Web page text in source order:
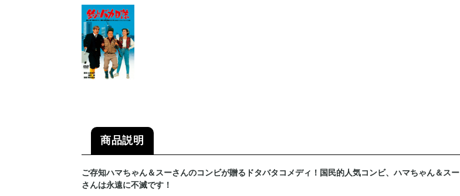
商品説明
ご存知ハマちゃん＆スーさんのコンビが贈るドタバタコメディ！国民的人気コンビ、ハマちゃん＆スー
さんは永遠に不滅です！